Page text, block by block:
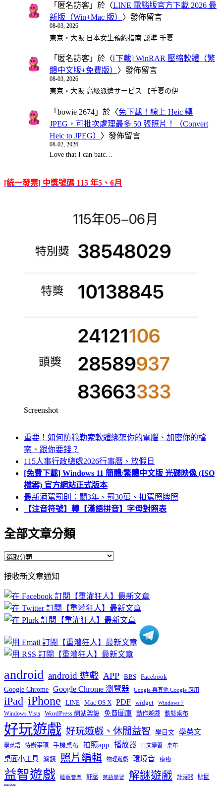
「 匿名訪客 」於〈LINE 電腦版官方下載 2026 最
新版（Win+Mac 版） 〉發佈留言
08-03, 2026
東京・大阪 日本女生預約指南 認準 千夏…
「 匿名訪客 」於〈[下載] WinRAR 壓縮軟體（繁
體中文版+免費版） 〉發佈留言
08-03, 2026
東京・大阪 高級派遣サービス 【千夏の伊…
「 bowie 2674 」於〈免下載！線上 Heic 轉
JPEG，可批次處理最多 50 張照片！（Convert
Heic to JPEG） 〉發佈留言
08-02, 2026
Love that I can batc…
[統一發票] 中獎號碼 115 年5、6月
Screenshot
重要！如何防範勒索軟體綁架你的電腦、加密你的檔
案、跟你要錢？
115人事行政總處2026行事曆、放假日
[免費下載] Windows 11 簡體/繁體中文版 光碟映像 (ISO
檔案) 官方網站正式版本
最新酒駕罰則：關3年、罰30萬、扣駕照牌照
【注音符號】轉【漢語拼音】字母對照表
全部文章分類
全
文
章
分
類
接收新文章通知
android android 遊戲 APP BBS Facebook
Google Chrome Google Chrome 瀏覽器 Google 與其他 Google 應用
iPad iPhone LINE Mac OS X PDF widget Windows 7
Windows Vista WordPress 網站架設 免費圖庫 動作遊戲 動態桌布
好玩遊戲 好玩遊戲、休閒益智 學日文 學英文
學英語 待辦事項 手機桌布 拍照app 播放器 日文學習 桌布
桌面小工具 濾鏡 照片編輯 物理遊戲 環境音 療癒
益智遊戲 睡眠音樂 舒壓 英語學習 解謎遊戲 計時器
貼圖